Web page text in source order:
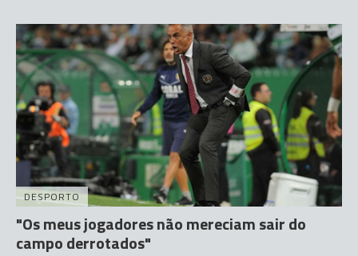
DESPORTO
"Os meus jogadores não mereciam sair do
campo derrotados"